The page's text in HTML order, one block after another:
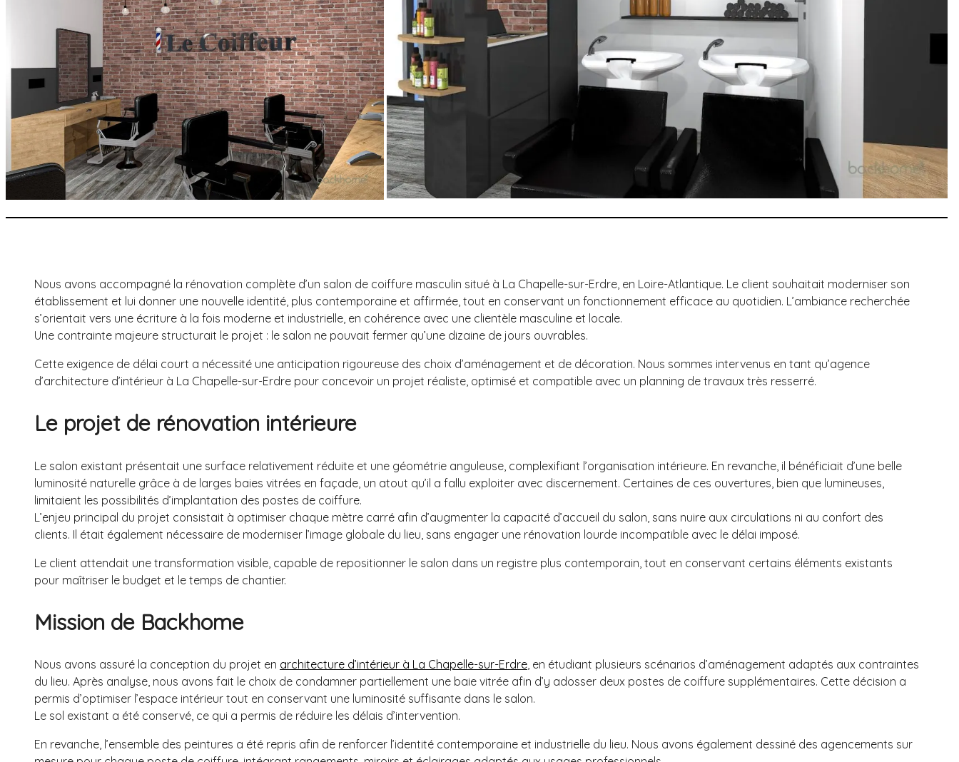
Nous avons accompagné la rénovation complète d’un salon de coiffure masculin situé à La Chapelle-sur-Erdre, en Loire-Atlantique. Le client souhaitait moderniser son
établissement et lui donner une nouvelle identité, plus contemporaine et affirmée, tout en conservant un fonctionnement efficace au quotidien. L’ambiance recherchée
s’orientait vers une écriture à la fois moderne et industrielle, en cohérence avec une clientèle masculine et locale.
Une contrainte majeure structurait le projet : le salon ne pouvait fermer qu’une dizaine de jours ouvrables.
Cette exigence de délai court a nécessité une anticipation rigoureuse des choix d’aménagement et de décoration. Nous sommes intervenus en tant qu’agence
d’architecture d’intérieur à La Chapelle-sur-Erdre pour concevoir un projet réaliste, optimisé et compatible avec un planning de travaux très resserré.
Le projet de rénovation intérieure
Le salon existant présentait une surface relativement réduite et une géométrie anguleuse, complexifiant l’organisation intérieure. En revanche, il bénéficiait d’une belle
luminosité naturelle grâce à de larges baies vitrées en façade, un atout qu’il a fallu exploiter avec discernement. Certaines de ces ouvertures, bien que lumineuses,
limitaient les possibilités d’implantation des postes de coiffure.
L’enjeu principal du projet consistait à optimiser chaque mètre carré afin d’augmenter la capacité d’accueil du salon, sans nuire aux circulations ni au confort des
clients. Il était également nécessaire de moderniser l’image globale du lieu, sans engager une rénovation lourde incompatible avec le délai imposé.
Le client attendait une transformation visible, capable de repositionner le salon dans un registre plus contemporain, tout en conservant certains éléments existants
pour maîtriser le budget et le temps de chantier.
Mission de Backhome
Nous avons assuré la conception du projet en architecture d’intérieur à La Chapelle-sur-Erdre, en étudiant plusieurs scénarios d’aménagement adaptés aux contraintes
du lieu. Après analyse, nous avons fait le choix de condamner partiellement une baie vitrée afin d’y adosser deux postes de coiffure supplémentaires. Cette décision a
permis d’optimiser l’espace intérieur tout en conservant une luminosité suffisante dans le salon.
Le sol existant a été conservé, ce qui a permis de réduire les délais d’intervention.
En revanche, l’ensemble des peintures a été repris afin de renforcer l’identité contemporaine et industrielle du lieu. Nous avons également dessiné des agencements sur